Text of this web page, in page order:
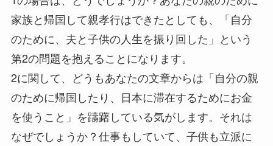
家族と帰国して親孝行はできたとしても、「自分
のために、夫と子供の人生を振り回した」という
第2の問題を抱えることになります。
2に関して、どうもあなたの文章からは「自分の親
のために帰国したり、日本に滞在するためにお金
を使うこと」を躊躇している気がします。それは
なぜでしょうか？仕事もしていて、子供も立派に